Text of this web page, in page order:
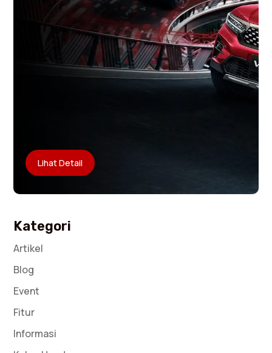
Lihat Detail
Kategori
Artikel
Blog
Event
Fitur
Informasi